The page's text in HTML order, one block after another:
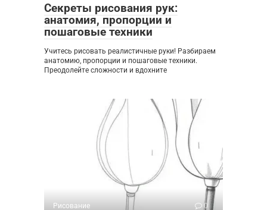
Секреты рисования рук:
анатомия, пропорции и
пошаговые техники
Учитесь рисовать реалистичные руки! Разбираем
анатомию, пропорции и пошаговые техники.
Преодолейте сложности и вдохните
Рисование 0